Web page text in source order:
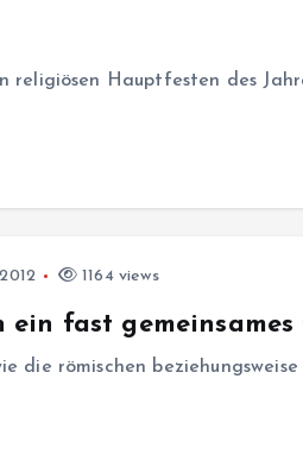
Hauptfesten des
1164 views
fast gemeinsames
die römischen